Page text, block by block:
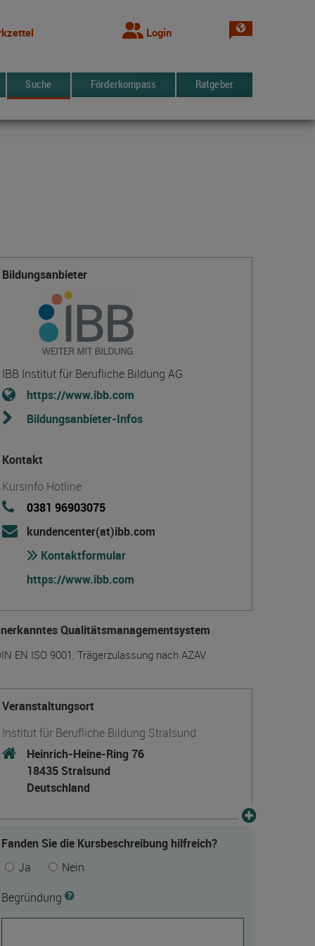
Login Sprache
Suche Förderkompass Ratgeber
Bildungsanbieter
IBB Institut für Berufliche Bildung AG
https://www.ibb.com
Bildungsanbieter-Infos
Kontakt
Kursinfo Hotline
0381 96903075
kundencenter(at)ibb.com
Kontaktformular
https://www.ibb.com
Qualitätsmanagementsystem
EN ISO 9001, Trägerzulassung nach AZAV
Veranstaltungsort
Institut für Berufliche Bildung Stralsund
Heinrich-Heine-Ring 76
18435 Stralsund
Deutschland
Fanden Sie die Kursbeschreibung hilfreich?
Ja
Nein
Begründung